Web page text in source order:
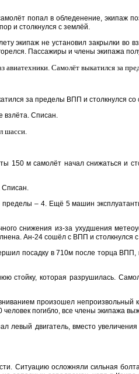
попал в обледенение, экипаж
и столкнулся с землёй.
экипаж не установил закрылки
Пассажиры и члены экипажа
авиатехники. Самолёт выкатился за
за пределы ВПП и столкнулся со
взлёта. Списан.
шасси.
м самолёт начал снижаться и
Списан.
– 4. Ещё 5 машин
снижения из-за ухудшения
Ан-24 сошёл с ВПП и столкнулся
посадку в 710м после торца
стойку, которая разрушилась.
произошел
погибло, все члены экипажа
левый двигатель, вместо
Ситуацию осложняли сильная